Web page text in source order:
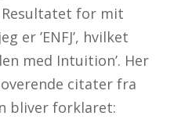
for mit
er ’ENFJ’, hvilket
med Intuition’. Her
citater fra
bliver forklaret: